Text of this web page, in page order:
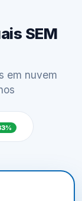
SEM
em nuvem